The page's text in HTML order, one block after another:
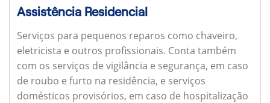
Assistência Residencial
Serviços para pequenos reparos como chaveiro,
eletricista e outros profissionais. Conta também
com os serviços de vigilância e segurança, em caso
de roubo e furto na residência, e serviços
domésticos provisórios, em caso de hospitalização